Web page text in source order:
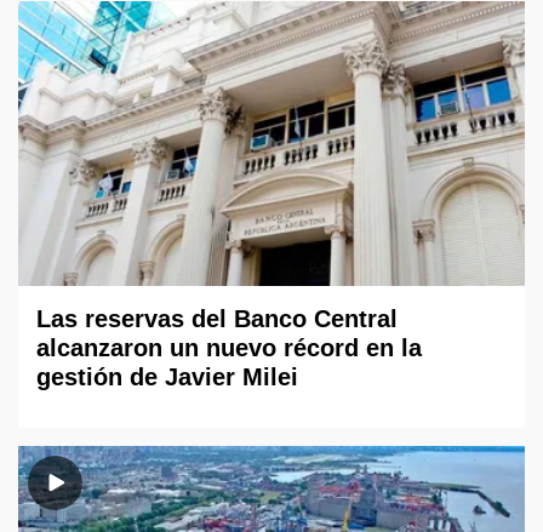
Las reservas del Banco Central
alcanzaron un nuevo récord en la
gestión de Javier Milei